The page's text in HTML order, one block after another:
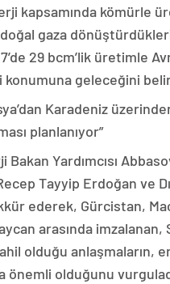
kapsamında kömürle
gaza
29 bcm’lik üretimle
konumuna geleceğini
Karadeniz
planlanıyor”
Yardımcısı
Tayyip Erdoğan ve
ederek, Gürcistan,
arasında imzalanan,
olduğu anlaşmaların,
önemli olduğunu